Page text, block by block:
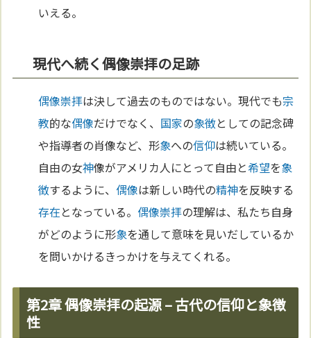
いえる。
現代へ続く偶像崇拝の足跡
偶像崇拝は決して過去のものではない。現代でも宗
教的な偶像だけでなく、 国家の象徴としての記念碑
や指導者の肖像など、形象への信仰は続いている。
自由の女神像がアメリカ人にとって自由と希望を象
徴するように、 偶像は新しい時代の精神を反映する
存在となっている。 偶像崇拝の理解は、私たち自身
がどのように形象を通して意味を見いだしているか
を問いかけるきっかけを与えてくれる。
第2章 偶像崇拝の起源 – 古代の信仰と象徴
性